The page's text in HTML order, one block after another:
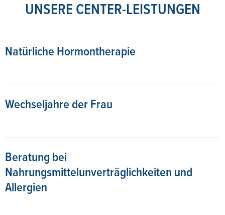
UNSERE CENTER-LEISTUNGEN
Natürliche Hormontherapie
Wechseljahre der Frau
Beratung bei
Nahrungsmittelunverträglichkeiten und
Allergien